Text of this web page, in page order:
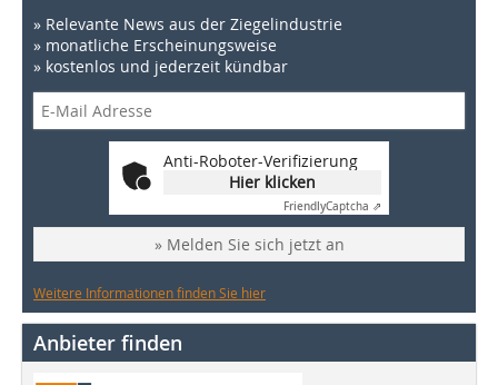
» Relevante News aus der Ziegelindustrie
» monatliche Erscheinungsweise
» kostenlos und jederzeit kündbar
Anti-Roboter-Verifizierung
Hier klicken
FriendlyCaptcha ⇗
» Melden Sie sich jetzt an
Weitere Informationen finden Sie hier
Anbieter finden